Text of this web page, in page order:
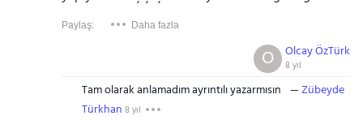
Paylaş: Daha fazla
Olcay ÖzTürk
8 yıl
O
Tam olarak anlamadım ayrıntılı yazarmısın
Zübeyde
Türkhan 8 yıl